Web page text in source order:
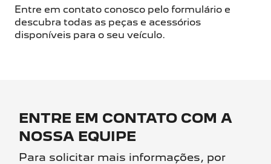
Entre em contato conosco pelo formulário e
descubra todas as peças e acessórios
disponíveis para o seu veículo.
ENTRE EM CONTATO COM A
NOSSA EQUIPE
Para solicitar mais informações, por